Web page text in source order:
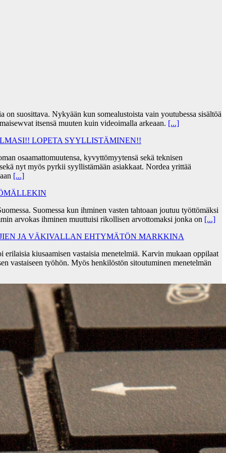
on suosittava. Nykyään kun somealustoista vain youtubessa sisältöä
itsensä muuten kuin videoimalla arkeaan. [...]
LOPETA SYYLLISTÄMINEN!!
osaamattomuutensa, kyvyttömyytensä sekä teknisen
nyt myös pyrkii syyllistämään asiakkaat. Nordea yrittää
[...]
Suomessa kun ihminen vasten tahtoaan joutuu työttömäksi
arvokas ihminen muuttuisi rikollisen arvottomaksi jonka on [...]
JA VÄKIVALLAN EHTYMÄTÖN MARKKINA
kiusaamisen vastaisia menetelmiä. Karvin mukaan oppilaat
vastaiseen työhön. Myös henkilöstön sitoutuminen menetelmän